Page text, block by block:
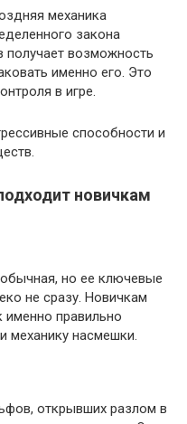
механика
закона
получает возможность
именно его. Это
в игре.
способности и
новичкам
но ее ключевые
не сразу. Новичкам
правильно
механику насмешки.
открывших разлом в